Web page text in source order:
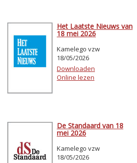
Het Laatste Nieuws van
18 mei 2026
Kamelego vzw
18/05/2026
Downloaden
Online lezen
De Standaard van 18
mei 2026
Kamelego vzw
18/05/2026